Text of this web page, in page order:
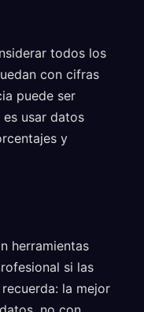
todos los
con cifras
puede ser
usar datos
y
herramientas
si las
la mejor